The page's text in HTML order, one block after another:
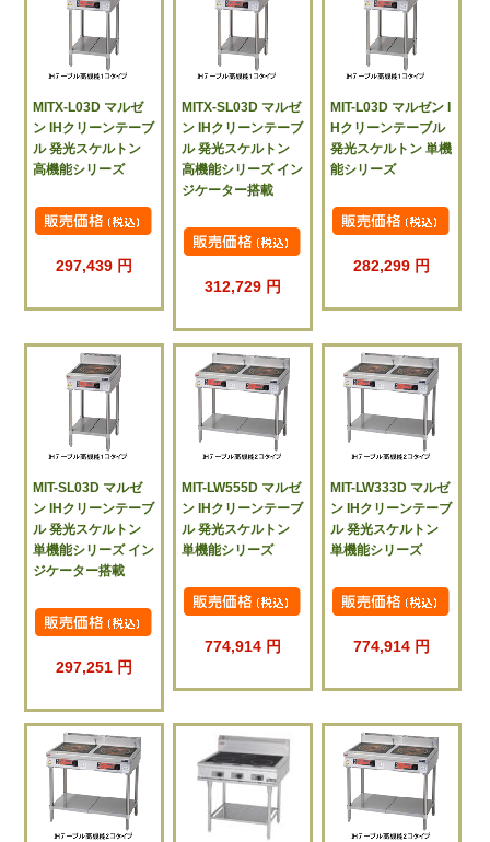
MITX-L03D マルゼ
ン IHクリーンテーブ
ル 発光スケルトン
高機能シリーズ
297,439 円
MITX-SL03D マルゼ
ン IHクリーンテーブ
ル 発光スケルトン
高機能シリーズ イン
ジケーター搭載
312,729 円
MIT-L03D マルゼン I
Hクリーンテーブル
発光スケルトン 単機
能シリーズ
282,299 円
MIT-SL03D マルゼ
ン IHクリーンテーブ
ル 発光スケルトン
単機能シリーズ イン
ジケーター搭載
297,251 円
MIT-LW555D マルゼ
ン IHクリーンテーブ
ル 発光スケルトン
単機能シリーズ
774,914 円
MIT-LW333D マルゼ
ン IHクリーンテーブ
ル 発光スケルトン
単機能シリーズ
774,914 円